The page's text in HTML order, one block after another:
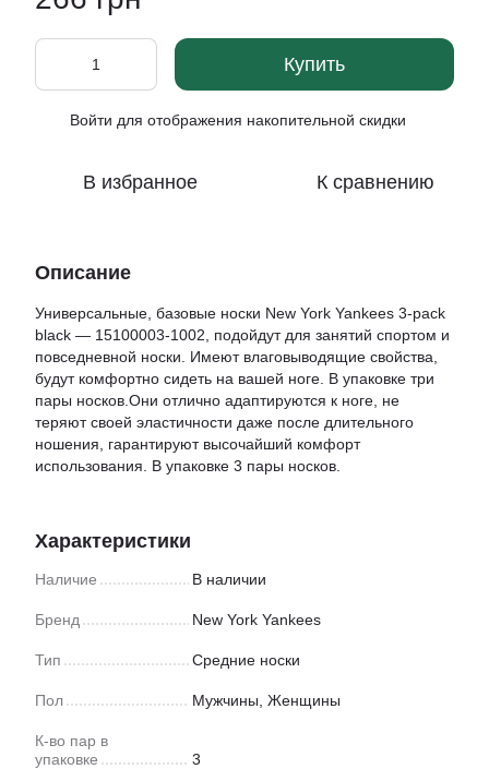
Купить
Войти для отображения накопительной скидки
В избранное К сравнению
Описание
Универсальные, базовые носки New York Yankees 3-pack
black — 15100003-1002, подойдут для занятий спортом и
повседневной носки. Имеют влаговыводящие свойства,
будут комфортно сидеть на вашей ноге. В упаковке три
пары носков.Они отлично адаптируются к ноге, не
теряют своей эластичности даже после длительного
ношения, гарантируют высочайший комфорт
использования. В упаковке 3 пары носков.
Характеристики
Наличие В наличии
Бренд New York Yankees
Тип Средние носки
Пол Мужчины, Женщины
К-во пар в
упаковке
3